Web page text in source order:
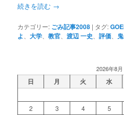
続きを読む →
カテゴリー: ごみ記事2008 | タグ:
よ
、大学 、教官 、渡辺 一史 、評価
2026年8月
日 月 火 水
2
3 4 5